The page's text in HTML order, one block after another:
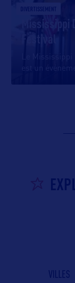
DIVERTISSEMENT
Mississippi
Festival
Le Mississippi
est un
VILLES